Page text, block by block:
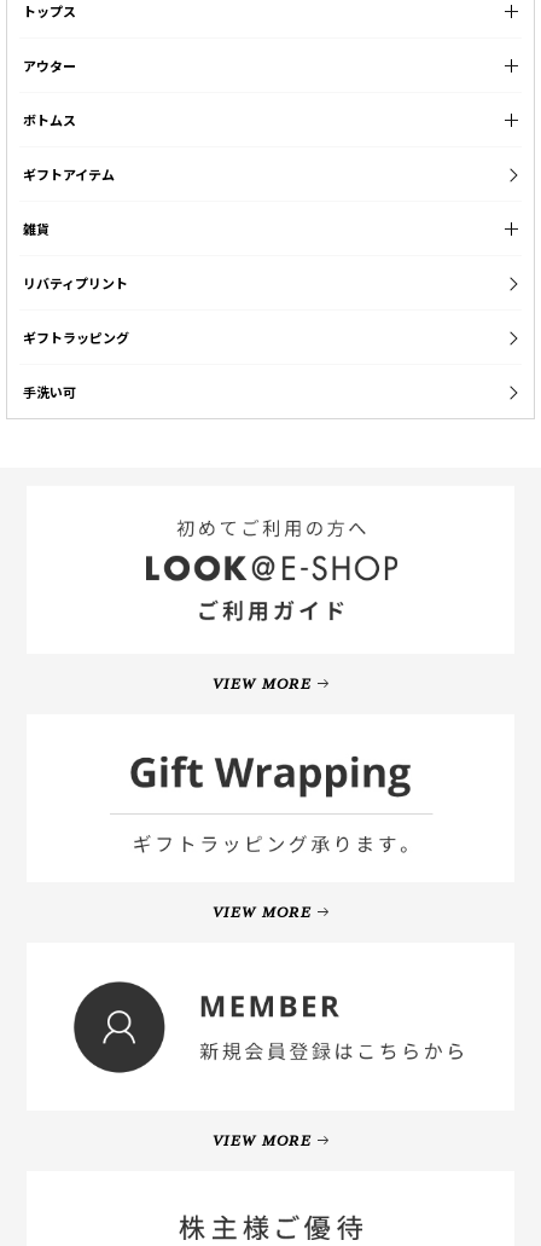
トップス
アウター
ボトムス
ギフトアイテム
雑貨
リバティプリント
ギフトラッピング
手洗い可
VIEW MORE
VIEW MORE
VIEW MORE